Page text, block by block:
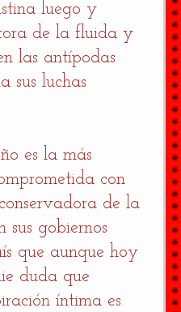
luego y
de la fluida y
las antípodas
sus luchas
es la más
con
de la
sus gobiernos
que aunque hoy
duda que
íntima es